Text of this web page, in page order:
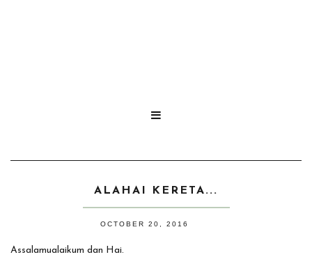

ALAHAI KERETA...
OCTOBER 20, 2016
Assalamualaikum dan Hai.